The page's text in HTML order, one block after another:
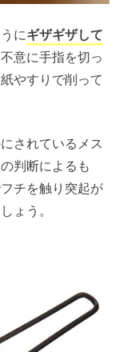
にギザギザして
意に手指を切っ
やすりで削って
されているメス
判断によるも
チを触り突起が
ょう。